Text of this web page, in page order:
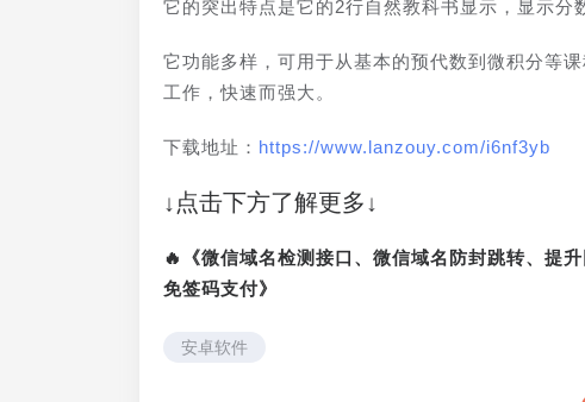
它的突出特点是它的2行自然教科书显示，显示分
它功能多样，可用于从基本的预代数到微积分等
工作，快速而强大。
下载地址： https://www.lanzouy.com/i6nf3yb
↓点击下方了解更多↓
🔥《微信域名检测接口、微信域名防封跳转、提
免签码支付》
安卓软件